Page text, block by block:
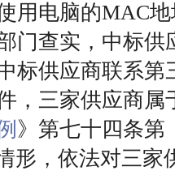
用电脑的MAC
门查实，中标供
标供应商联系第
，三家供应商属
》第七十四条第
形，依法对三家